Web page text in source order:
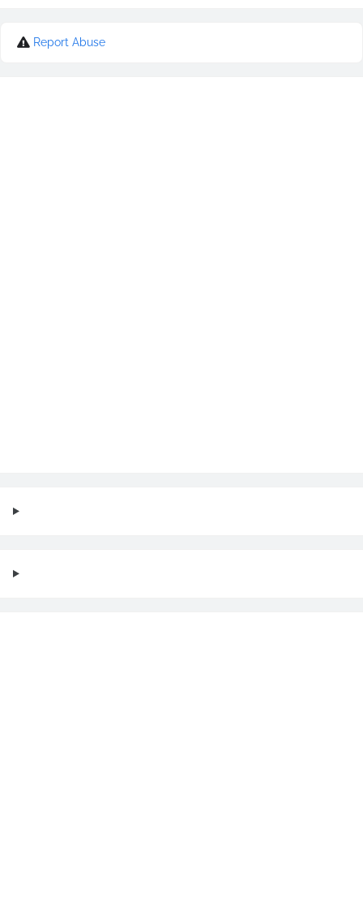
Report Abuse